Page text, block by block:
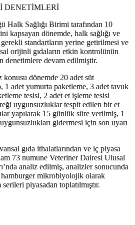
Halk Sağlığı Birimi tarafından 10
kapsayan dönemde, halk sağlığı ve
gerekli standartların yerine getirilmesi ve
orijinli gıdaların etkin kontrolünün
denetimlere devam edilmiştir.
konusu dönemde 20 adet süt
1 adet yumurta paketleme, 3 adet tavuk
tesisi, 2 adet et işleme tesisi
uygunsuzluklar tespit edilen bir et
yapılarak 15 günlük süre verilmiş, 1
gidermesi için son uyarı
gıda ithalatlarından ve iç piyasa
73 numune Veteriner Dairesi Ulusal
analiz edilmiş, analizler sonucunda
mikrobiyolojik olarak
piyasadan toplatılmıştır.